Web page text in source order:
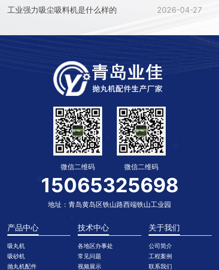
2026-04-27
工业强力吸尘吸料机是什么样的
微信二维码 微信二维码
15065325698
地址：青岛黄岛区铁山路西端铁山工业园
产品中心
吸丸机
吸砂机
抛丸机配件
技术中心
各地区办事处
常见问题
视频展示
关于我们
公司简介
工程案例
联系我们